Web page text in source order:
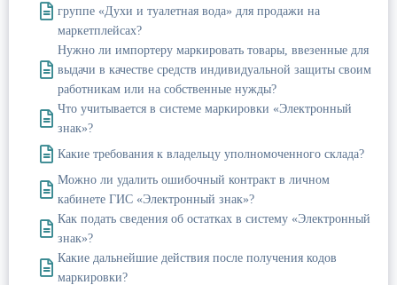
группе «Духи и туалетная вода» для продажи на
маркетплейсах?
Нужно ли импортеру маркировать товары, ввезенные для
выдачи в качестве средств индивидуальной защиты своим
работникам или на собственные нужды?
Что учитывается в системе маркировки «Электронный
знак»?
Какие требования к владельцу уполномоченного склада?
Можно ли удалить ошибочный контракт в личном
кабинете ГИС «Электронный знак»?
Как подать сведения об остатках в систему «Электронный
знак»?
Какие дальнейшие действия после получения кодов
маркировки?